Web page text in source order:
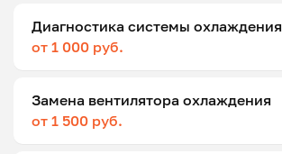
Диагностика системы охлаждения
от 1 000 руб.
Замена вентилятора охлаждения
от 1 500 руб.